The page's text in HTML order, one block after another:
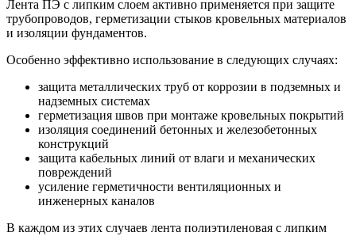
Лента ПЭ с липким слоем активно применяется при защите
трубопроводов, герметизации стыков кровельных материалов
и изоляции фундаментов.
Особенно эффективно использование в следующих случаях:
защита металлических труб от коррозии в подземных и
надземных системах
герметизация швов при монтаже кровельных покрытий
изоляция соединений бетонных и железобетонных
конструкций
защита кабельных линий от влаги и механических
повреждений
усиление герметичности вентиляционных и
инженерных каналов
В каждом из этих случаев лента полиэтиленовая с липким